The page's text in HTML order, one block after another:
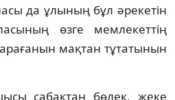
да ұлының бұл әрекетін
өзге мемлекеттің
мақтан тұтатынын
сабақтан бөлек, жеке